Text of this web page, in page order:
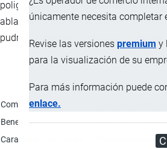
únicamente necesita completar
Revise las versiones premium y
para la visualización de su
Para más información puede
enlace.
poligalacturonasa secretada por el
ablandamiento de las paredes del
pudrición y otros problemas de
Característica
Composición
Beneficios
Permite controlar
Características físicas
Polvo color blanco.